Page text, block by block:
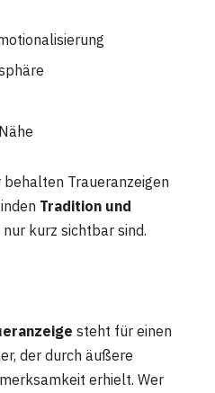
Traueranzeigen
Tradition und
kurz sichtbar sind.
steht für einen
der durch äußere
erhielt. Wer